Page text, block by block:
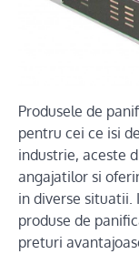
Produsele de
pentru cei ce isi
industrie, aceste
angajatilor si
in diverse situatii.
produse de
preturi